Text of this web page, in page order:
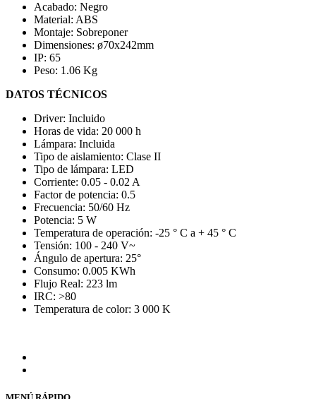
Acabado: Negro
Material: ABS
Montaje: Sobreponer
Dimensiones: ø70x242mm
IP: 65
Peso: 1.06 Kg
DATOS TÉCNICOS
Driver: Incluido
Horas de vida: 20 000 h
Lámpara: Incluida
Tipo de aislamiento: Clase II
Tipo de lámpara: LED
Corriente: 0.05 - 0.02 A
Factor de potencia: 0.5
Frecuencia: 50/60 Hz
Potencia: 5 W
Temperatura de operación: -25 ° C a + 45 ° C
Tensión: 100 - 240 V~
Ángulo de apertura: 25°
Consumo: 0.005 KWh
Flujo Real: 223 lm
IRC: >80
Temperatura de color: 3 000 K